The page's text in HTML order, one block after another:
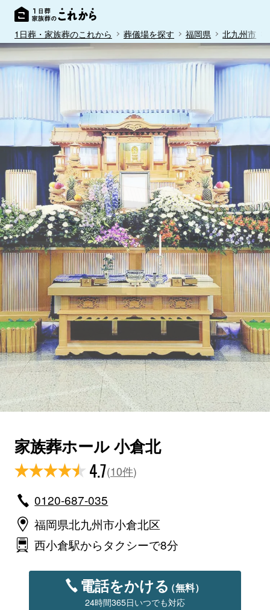
1日葬・家族葬のこれから 葬儀場を探す 福岡県 北九州市
家族葬ホール 小倉北
4.7(10件)
0120-687-035
福岡県北九州市小倉北区
西小倉駅からタクシーで8分
電話をかける（無料）
24時間365日いつでも対応